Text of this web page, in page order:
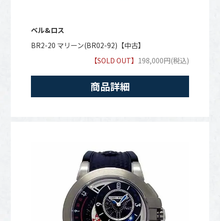
ベル&ロス
BR2-20 マリーン(BR02-92)【中古】
【SOLD OUT】 198,000円(税込)
商品詳細